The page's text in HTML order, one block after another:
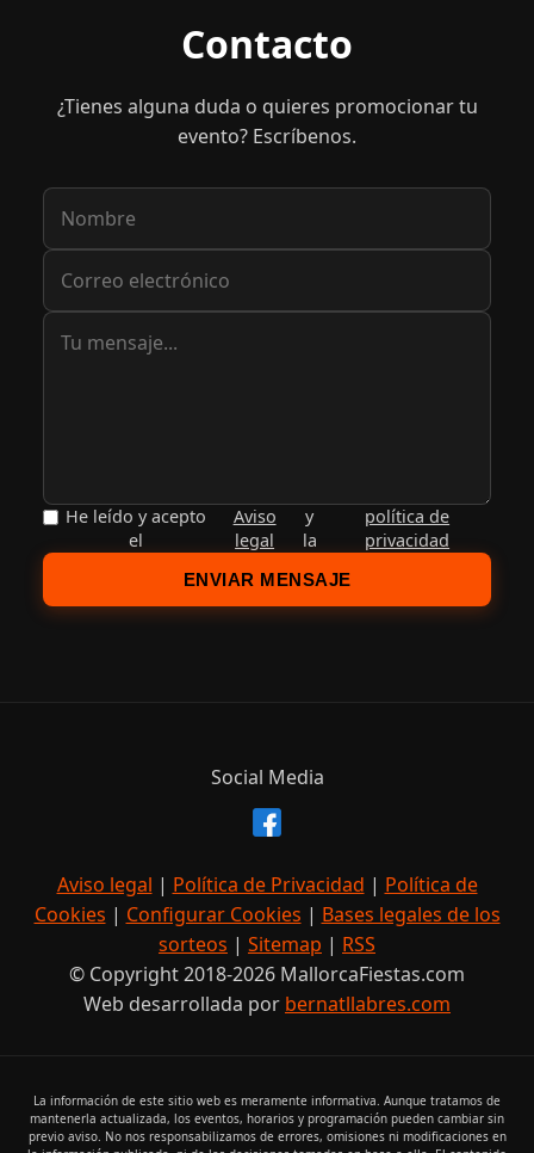
Contacto
¿Tienes alguna duda o quieres promocionar tu
evento? Escríbenos.
He leído y acepto
el
Aviso
legal
y
la
política de
privacidad
ENVIAR MENSAJE
Social Media
Aviso legal | Política de Privacidad | Política de
Cookies | Configurar Cookies | Bases legales de los
sorteos | Sitemap | RSS
© Copyright 2018-2026 MallorcaFiestas.com
Web desarrollada por bernatllabres.com
La información de este sitio web es meramente informativa. Aunque tratamos de
mantenerla actualizada, los eventos, horarios y programación pueden cambiar sin
previo aviso. No nos responsabilizamos de errores, omisiones ni modificaciones en